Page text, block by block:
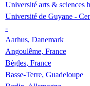
Université arts & sciences
Université de Guyane -
-
Aarhus, Danemark
Angoulême, France
Bègles, France
Basse-Terre, Guadeloupe